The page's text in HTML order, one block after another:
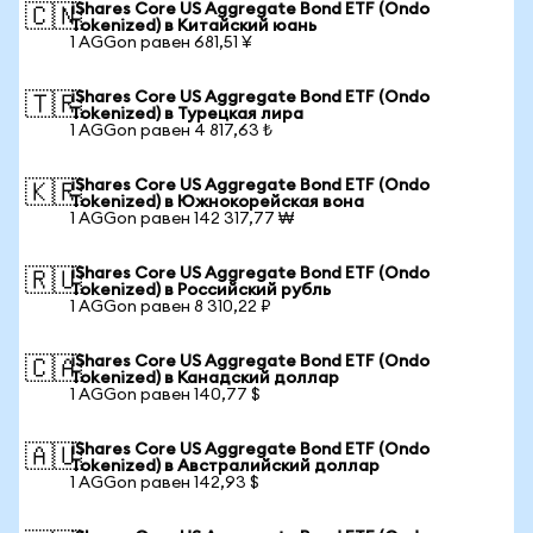
🇨🇳iShares Core US Aggregate Bond ETF (Ondo
Tokenized) в Китайский юань
1 AGGon равен 681,51 ¥
🇹🇷iShares Core US Aggregate Bond ETF (Ondo
Tokenized) в Турецкая лира
1 AGGon равен 4 817,63 ₺
🇰🇷iShares Core US Aggregate Bond ETF (Ondo
Tokenized) в Южнокорейская вона
1 AGGon равен 142 317,77 ₩
🇷🇺iShares Core US Aggregate Bond ETF (Ondo
Tokenized) в Российский рубль
1 AGGon равен 8 310,22 ₽
🇨🇦iShares Core US Aggregate Bond ETF (Ondo
Tokenized) в Канадский доллар
1 AGGon равен 140,77 $
🇦🇺iShares Core US Aggregate Bond ETF (Ondo
Tokenized) в Австралийский доллар
1 AGGon равен 142,93 $